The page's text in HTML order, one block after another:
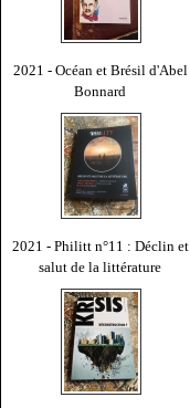
2021 - Océan et Brésil d'Abel
Bonnard
2021 - Philitt n°11 : Déclin et
salut de la littérature